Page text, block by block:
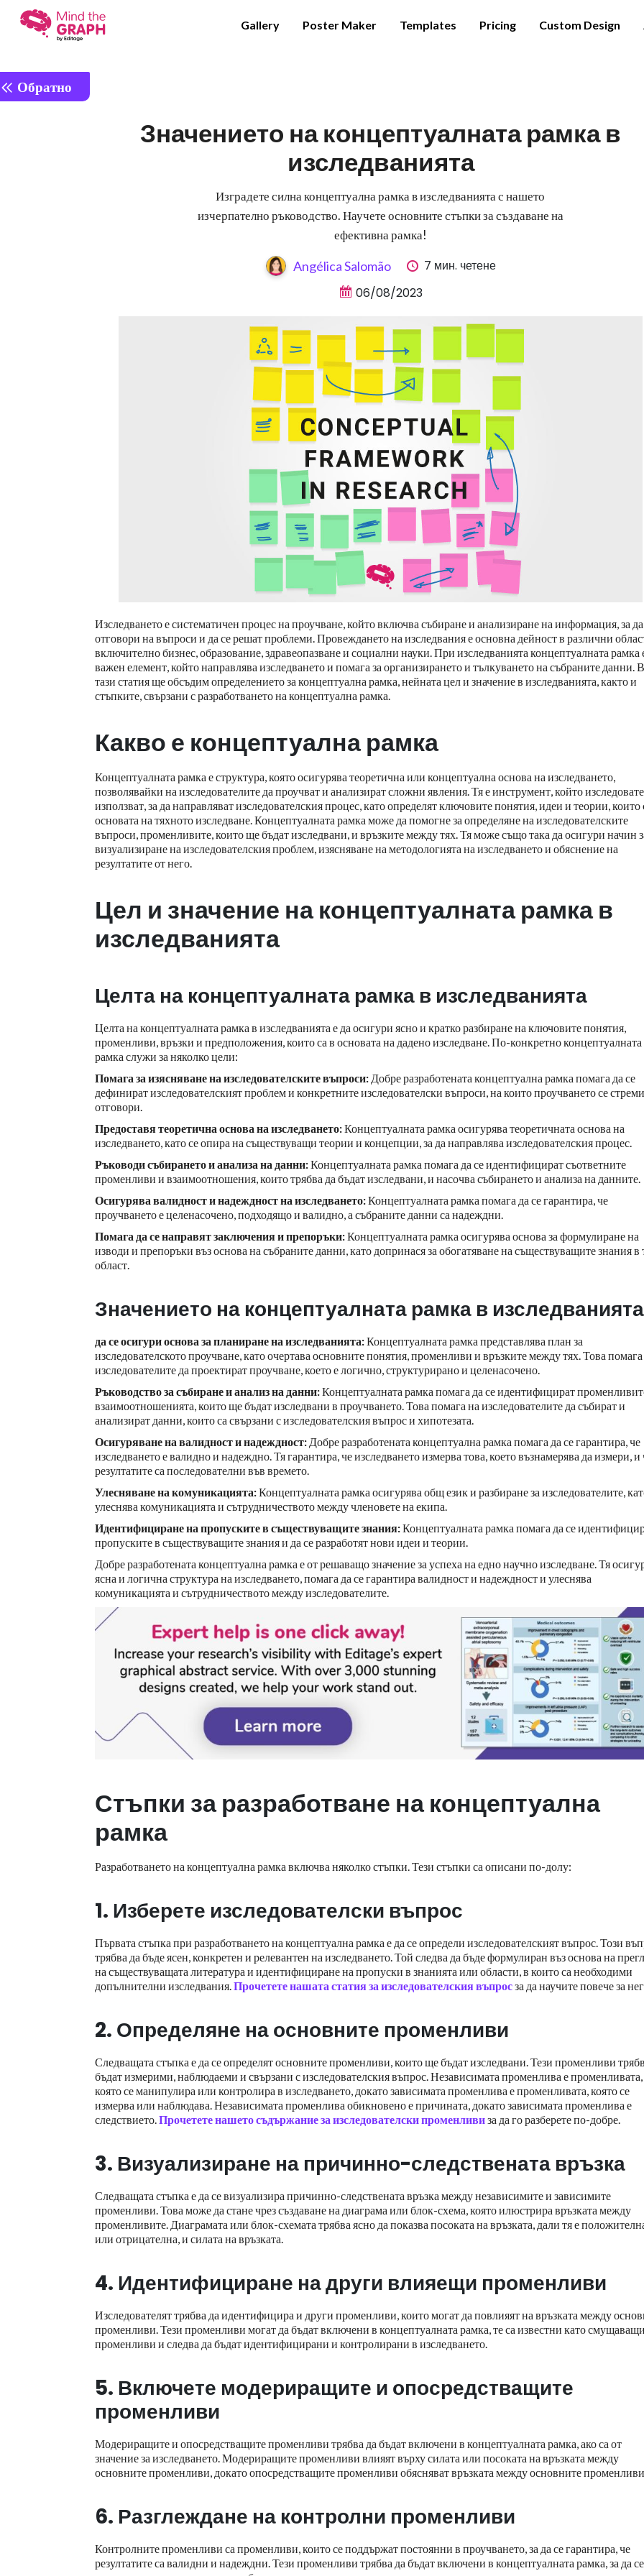
Gallery Poster Maker Templates Pricing Custom Design
Обратно
Значението на концептуалната рамка в
изследванията
Изградете силна концептуална рамка в изследванията с нашето
изчерпателно ръководство. Научете основните стъпки за създаване на
ефективна рамка!
Angélica Salomão
7 мин. четене
06/08/2023
Изследването е систематичен процес на проучване, който включва събиране и анализиране на информация, за да
отговори на въпроси и да се решат проблеми. Провеждането на изследвания е основна дейност в различни
включително бизнес, образование, здравеопазване и социални науки. При изследванията концептуалната рамка
важен елемент, който направлява изследването и помага за организирането и тълкуването на събраните данни. В
тази статия ще обсъдим определението за концептуална рамка, нейната цел и значение в изследванията, както и
стъпките, свързани с разработването на концептуална рамка.
Какво е концептуална рамка
Концептуалната рамка е структура, която осигурява теоретична или концептуална основа на изследването,
позволявайки на изследователите да проучват и анализират сложни явления. Тя е инструмент, който
използват, за да направляват изследователския процес, като определят ключовите понятия, идеи и теории, които
основата на тяхното изследване. Концептуалната рамка може да помогне за определяне на изследователските
въпроси, променливите, които ще бъдат изследвани, и връзките между тях. Тя може също така да осигури начин
визуализиране на изследователския проблем, изясняване на методологията на изследването и обяснение на
резултатите от него.
Цел и значение на концептуалната рамка в
изследванията
Целта на концептуалната рамка в изследванията
Целта на концептуалната рамка в изследванията е да осигури ясно и кратко разбиране на ключовите понятия,
променливи, връзки и предположения, които са в основата на дадено изследване. По-конкретно концептуалната
рамка служи за няколко цели:
Помага за изясняване на изследователските въпроси: Добре разработената концептуална рамка помага да се
дефинират изследователският проблем и конкретните изследователски въпроси, на които проучването се
отговори.
Предоставя теоретична основа на изследването:Концептуалната рамка осигурява теоретичната основа на
изследването, като се опира на съществуващи теории и концепции, за да направлява изследователския процес.
Ръководи събирането и анализа на данни:Концептуалната рамка помага да се идентифицират съответните
променливи и взаимоотношения, които трябва да бъдат изследвани, и насочва събирането и анализа на данните.
Осигурява валидност и надеждност на изследването:Концептуалната рамка помага да се гарантира, че
проучването е целенасочено, подходящо и валидно, а събраните данни са надеждни.
Помага да се направят заключения и препоръки:Концептуалната рамка осигурява основа за формулиране на
изводи и препоръки въз основа на събраните данни, като допринася за обогатяване на съществуващите знания в
област.
Значението на концептуалната рамка в изследванията
да се осигури основа за планиране на изследванията:Концептуалната рамка представлява план за
изследователското проучване, като очертава основните понятия, променливи и връзките между тях. Това помага
изследователите да проектират проучване, което е логично, структурирано и целенасочено.
Ръководство за събиране и анализ на данни:Концептуалната рамка помага да се идентифицират
взаимоотношенията, които ще бъдат изследвани в проучването. Това помага на изследователите да събират и
анализират данни, които са свързани с изследователския въпрос и хипотезата.
Осигуряване на валидност и надеждност: Добре разработената концептуална рамка помага да се гарантира, че
изследването е валидно и надеждно. Тя гарантира, че изследването измерва това, което възнамерява да измери, и
резултатите са последователни във времето.
Улесняване на комуникацията:Концептуалната рамка осигурява общ език и разбиране за изследователите,
улеснява комуникацията и сътрудничеството между членовете на екипа.
Идентифициране на пропуските в съществуващите знания:Концептуалната рамка помага да се
пропуските в съществуващите знания и да се разработят нови идеи и теории.
Добре разработената концептуална рамка е от решаващо значение за успеха на едно научно изследване. Тя
ясна и логична структура на изследването, помага да се гарантира валидност и надеждност и улеснява
комуникацията и сътрудничеството между изследователите.
Стъпки за разработване на концептуална
рамка
Разработването на концептуална рамка включва няколко стъпки. Тези стъпки са описани по-долу:
1. Изберете изследователски въпрос
Първата стъпка при разработването на концептуална рамка е да се определи изследователският въпрос. Този
трябва да бъде ясен, конкретен и релевантен на изследването. Той следва да бъде формулиран въз основа на
на съществуващата литература и идентифициране на пропуски в знанията или области, в които са необходими
допълнителни изследвания. Прочетете нашата статия за изследователския въпросза да научите повече за
2. Определяне на основните променливи
Следващата стъпка е да се определят основните променливи, които ще бъдат изследвани. Тези променливи
бъдат измерими, наблюдаеми и свързани с изследователския въпрос. Независимата променлива е променливата,
която се манипулира или контролира в изследването, докато зависимата променлива е променливата, която се
измерва или наблюдава. Независимата променлива обикновено е причината, докато зависимата променлива е
следствието. Прочетете нашето съдържание за изследователски променливиза да го разберете по-добре.
3. Визуализиране на причинно-следствената връзка
Следващата стъпка е да се визуализира причинно-следствената връзка между независимите и зависимите
променливи. Това може да стане чрез създаване на диаграма или блок-схема, която илюстрира връзката между
променливите. Диаграмата или блок-схемата трябва ясно да показва посоката на връзката, дали тя е
или отрицателна, и силата на връзката.
4. Идентифициране на други влияещи променливи
Изследователят трябва да идентифицира и други променливи, които могат да повлияят на връзката между
променливи. Тези променливи могат да бъдат включени в концептуалната рамка, те са известни като смущаващи
променливи и следва да бъдат идентифицирани и контролирани в изследването.
5. Включете модериращите и опосредстващите
променливи
Модериращите и опосредстващите променливи трябва да бъдат включени в концептуалната рамка, ако са от
значение за изследването. Модериращите променливи влияят върху силата или посоката на връзката между
основните променливи, докато опосредстващите променливи обясняват връзката между основните променливи.
6. Разглеждане на контролни променливи
Контролните променливи са променливи, които се поддържат постоянни в проучването, за да се гарантира, че
резултатите са валидни и надеждни. Тези променливи трябва да бъдат включени в концептуалната рамка, за да се